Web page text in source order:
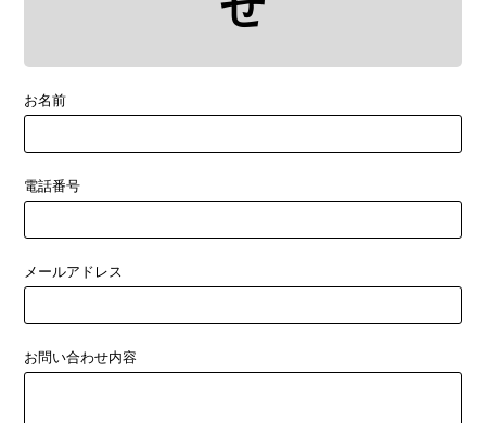
お名前
電話番号
メールアドレス
お問い合わせ内容